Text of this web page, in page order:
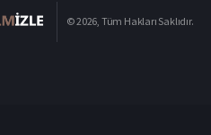
© 2026, Tüm Hakları Saklıdır.